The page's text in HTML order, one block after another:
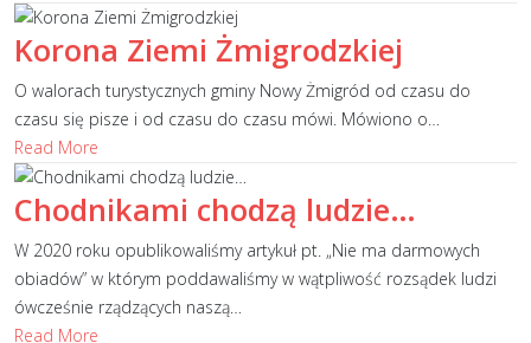
Korona Ziemi Żmigrodzkiej
O walorach turystycznych gminy Nowy Żmigród od czasu do
czasu się pisze i od czasu do czasu mówi. Mówiono o…
Read More
Chodnikami chodzą ludzie…
W 2020 roku opublikowaliśmy artykuł pt. „Nie ma darmowych
obiadów” w którym poddawaliśmy w wątpliwość rozsądek ludzi
ówcześnie rządzących naszą…
Read More